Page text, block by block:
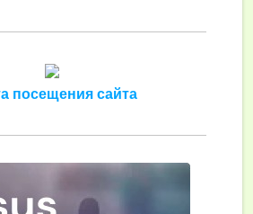
посещения сайта